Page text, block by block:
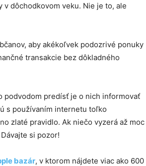
dôchodkovom veku. Nie je to, ale
aby akékoľvek podozrivé ponuky
transakcie bez dôkladného
podvodom predísť je o nich informovať
s používaním internetu toľko
zlaté pravidlo. Ak niečo vyzerá až moc
si pozor!
bazár, v ktorom nájdete viac ako 600